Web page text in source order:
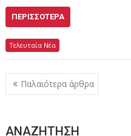
ΠΕΡΙΣΣΌΤΕΡΑ
Τελευταία Νέα
Πλοήγηση
άρθρων
Παλαιότερα άρθρα
ΑΝΑΖΗΤΗΣΗ